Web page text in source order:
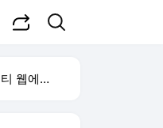
서 보기